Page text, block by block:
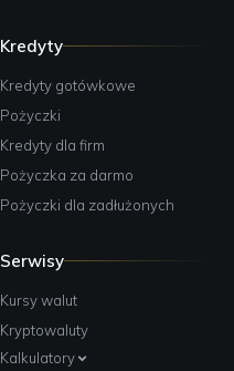
Kredyty
Kredyty gotówkowe
Pożyczki
Kredyty dla firm
Pożyczka za darmo
Pożyczki dla zadłużonych
Serwisy
Kursy walut
Kryptowaluty
Kalkulatory